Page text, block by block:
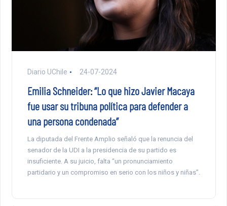
Diario UChile 24-07-2024
Emilia Schneider: “Lo que hizo Javier Macaya
fue usar su tribuna política para defender a
una persona condenada”
La diputada del Frente Amplio señaló que la renuncia del
senador de la UDI a la presidencia de su partido es
insuficiente. A su juicio, falta “un pronunciamiento
partidario y un compromiso en serio con los niños y niñas”.